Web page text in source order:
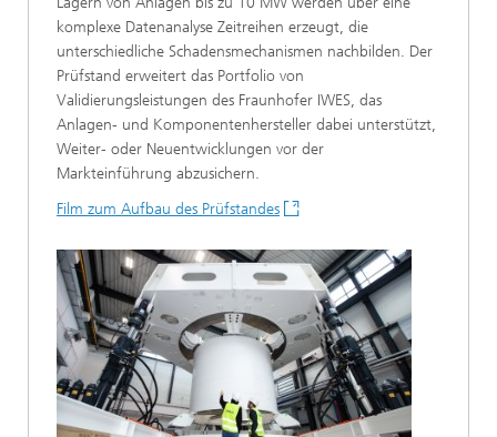
komplexe Datenanalyse Zeitreihen erzeugt, die
unterschiedliche Schadensmechanismen nachbilden. Der
Prüfstand erweitert das Portfolio von
Validierungsleistungen des Fraunhofer IWES, das
Anlagen- und Komponentenhersteller dabei unterstützt,
Weiter- oder Neuentwicklungen vor der
Markteinführung abzusichern.
Film zum Aufbau des Prüfstandes